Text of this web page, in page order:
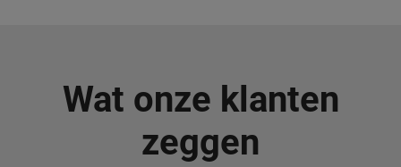
Wat onze klanten
zeggen